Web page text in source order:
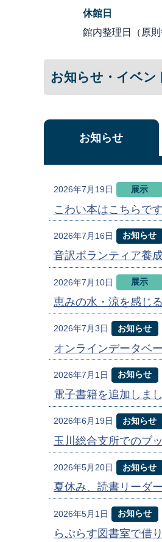
休館日
館内整理日（原
お知らせ・イベン
お知らせ
2026年7月19日 展示
こわい本はこちらで
2026年7月16日 お知らせ
音訳ボランティア養
2026年7月10日 展示
恵みの水・涼を感じ
2026年7月3日 お知らせ
オンラインデータベ
2026年7月1日 お知らせ
電子書籍を追加しま
2026年6月19日 お知らせ
玉川総合支所でのブ
2026年5月20日 お知らせ
夏休み、読書リーダ
2026年5月1日 お知らせ
らぷらす図書室で借